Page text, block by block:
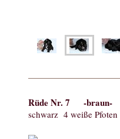
Rüde Nr. 7 -braun-
schwarz 4 weiße Pfoten